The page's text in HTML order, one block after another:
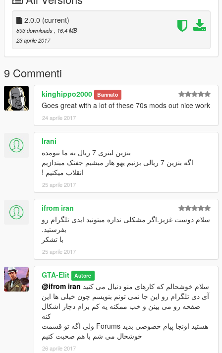
2.0.0 (current)
893 downloads
, 16,4 MB
23 aprile 2017
9 Commenti
kinghippo2000 Bannato
Goes great with a lot of these 70s mods out nice work
24 aprile 2017
Irani
بنزین لیتری 7 ریال به ما نیومده
اگه بنزین 7 ریالی بزنیم یهو هار میشیم جفتک میندازیم
انقلاب میکنیم !
25 aprile 2017
ifrom iran
سلام دوست غزیز.اگر مشکلی نداره میتونید ایدی تلگرام رو
بفرستید.
با تشکر
25 aprile 2017
GTA-Elit Autore
@ifrom iran سلام خوشحالم که کارهای منو دنبال می کنید
آی دی تلگرام رو این جا نمی تونم بنویسم چون خیلی ها این
صفحه رو می بینن و خب ممکنه یه کم برام دچار اشکال
کنه
ولی اگه تو قسمت Forums هستید اونجا پیام خصوصی بدید
خوشحال می شم با هم صحبت کنیم
26 aprile 2017